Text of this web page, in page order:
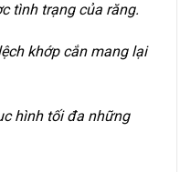
tình trạng của răng.
khớp cắn mang lại
hình tối đa những